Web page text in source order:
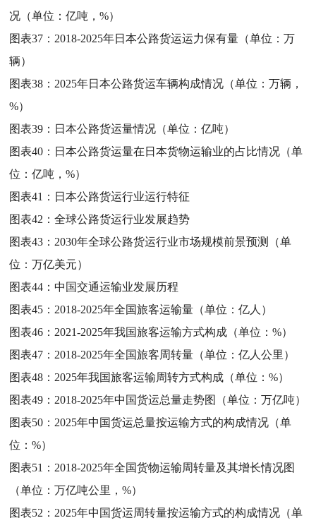
况（单位：亿吨，%）
图表37： 2018-2025年日本公路货运运力保有量（单位：万
辆）
图表38： 2025年日本公路货运车辆构成情况（单位：万辆，
%）
图表39： 日本公路货运量情况（单位：亿吨）
图表40： 日本公路货运量在日本货物运输业的占比情况（单
位：亿吨，%）
图表41： 日本公路货运行业运行特征
图表42：全球公路货运行业发展趋势
图表43： 2030年全球公路货运行业市场规模前景预测（单
位：万亿美元）
图表44：中国交通运输业发展历程
图表45： 2018-2025年全国旅客运输量（单位：亿人）
图表46： 2021-2025年我国旅客运输方式构成（单位：%）
图表47： 2018-2025年全国旅客周转量（单位：亿人公里）
图表48： 2025年我国旅客运输周转方式构成（单位：%）
图表49： 2018-2025年中国货运总量走势图（单位：万亿吨）
图表50： 2025年中国货运总量按运输方式的构成情况（单
位：%）
图表51： 2018-2025年全国货物运输周转量及其增长情况图
（单位：万亿吨公里，%）
图表52： 2025年中国货运周转量按运输方式的构成情况（单